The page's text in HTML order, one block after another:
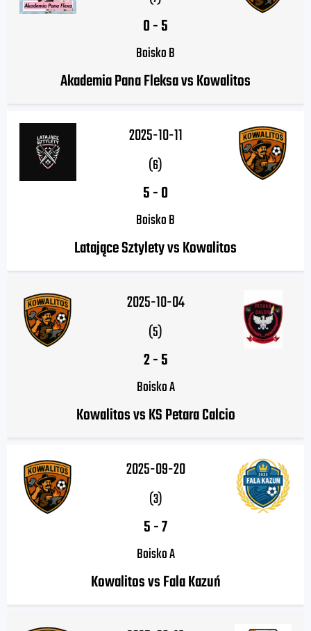
0-5
Boisko B
Akademia Pana Fleksa vs Kowalitos
2025-10-11
(6)
5-0
Boisko B
Latające Sztylety vs Kowalitos
2025-10-04
(5)
2-5
Boisko A
Kowalitos vs KS Petara Calcio
2025-09-20
(3)
5-7
Boisko A
Kowalitos vs Fala Kazuń